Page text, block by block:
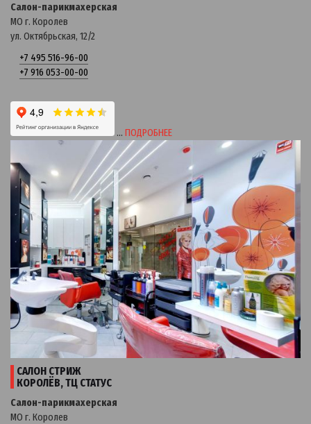
Салон-парикмахерская
МО г. Королев
ул. Октябрьская, 12/2
+7 495 516-96-00
+7 916 053-00-00
… ПОДРОБНЕЕ
САЛОН СТРИЖ
КОРОЛЁВ, ТЦ СТАТУС
Салон-парикмахерская
МО г. Королев